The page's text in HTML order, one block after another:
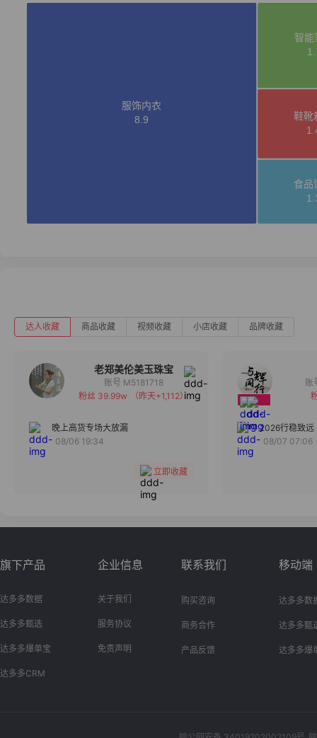
达人收藏 商品收藏 视频收藏 小店收藏 品牌收藏
老郑美伦美玉珠宝
备注
分组
账号 M5181718
粉丝 39.99w
（昨天+1,112）
晚上高货专场大放漏
08/06 19:34
立即收藏
2026行稳致远
08/07 07:06
旗下产品
达多多数据
达多多甄选
达多多爆单宝
达多多CRM
企业信息
关于我们
服务协议
免责声明
联系我们
购买咨询
商务合作
产品反馈
移动端
达多多数
达多多甄
达多多爆